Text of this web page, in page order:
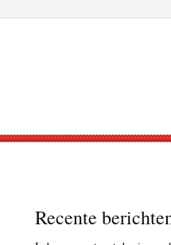
Recente